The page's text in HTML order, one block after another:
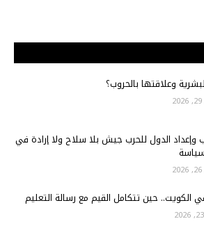
وعلاقتها بالحروب؟
وإعداد الدول للحرب جيش بلا سلاح ولا إرادة في
الكويت.. حين تتكامل القيم مع رسالة التعليم